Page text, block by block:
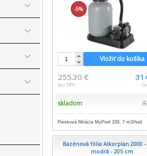
-5%
Vložiť do košíka
255.30 €
bez DPH
skladom
Piesková filtrácia MyPool 330, 7 m3/hod
Bazénová fólia Alkorplan 2000
modrá - 205 cm